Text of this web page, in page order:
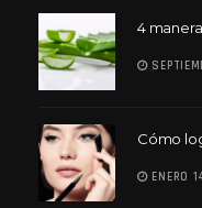
4
Cómo
ENERO